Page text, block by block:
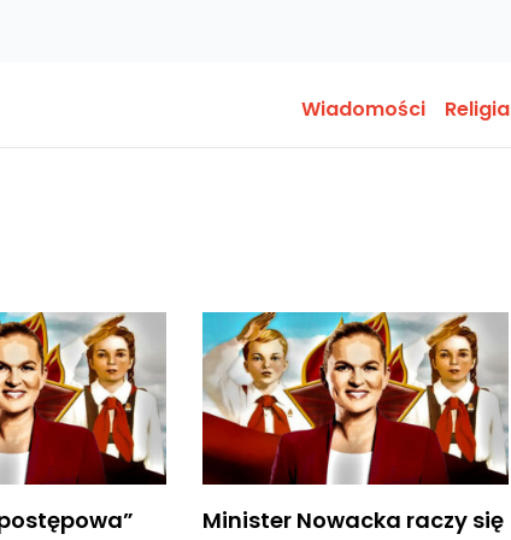
Wiadomości Religia
Minister Nowacka raczy się